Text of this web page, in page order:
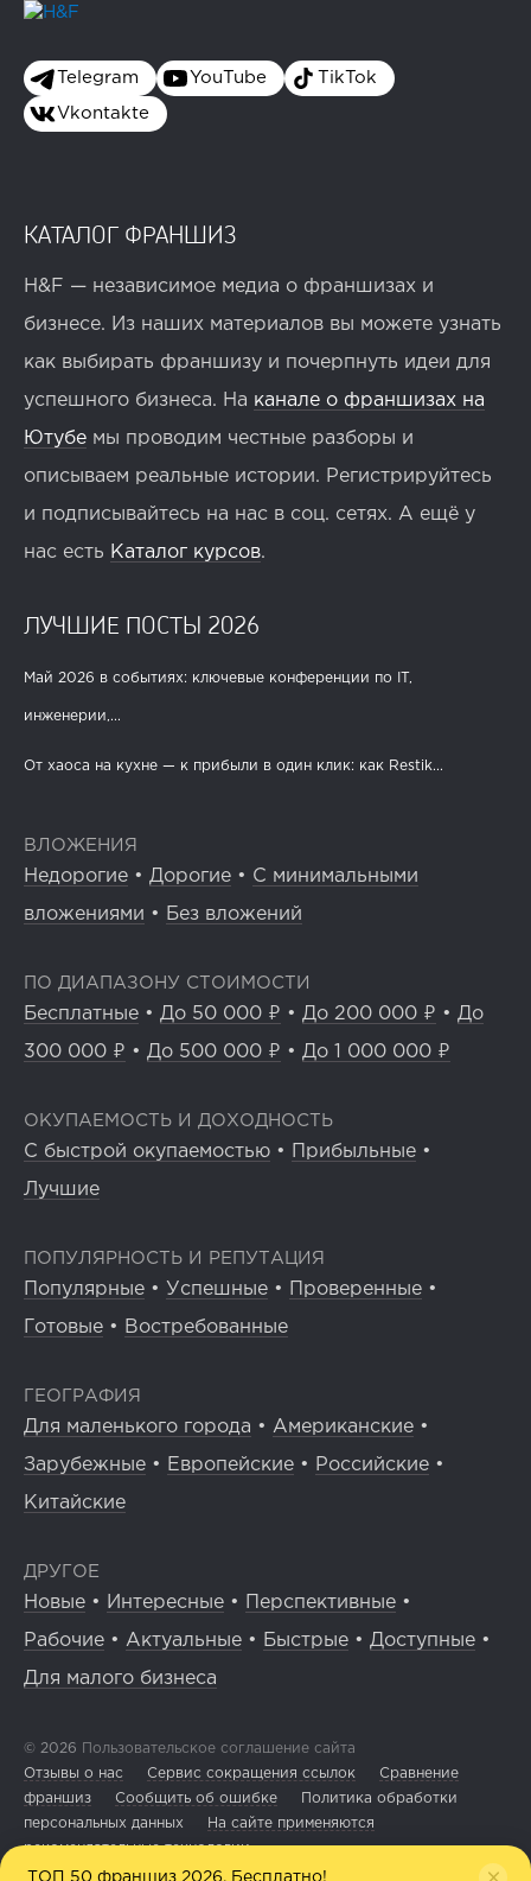
Telegram YouTube TikTok
Vkontakte
КАТАЛОГ ФРАНШИЗ
H&F — независимое медиа о франшизах и
бизнесе. Из наших материалов вы можете узнать
как выбирать франшизу и почерпнуть идеи для
успешного бизнеса. На канале о франшизах на
Ютубе мы проводим честные разборы и
описываем реальные истории. Регистрируйтесь
и подписывайтесь на нас в соц. сетях. А ещё у
нас есть Каталог курсов.
ЛУЧШИЕ ПОСТЫ 2026
Май 2026 в событиях: ключевые конференции по IT,
инженерии,...
От хаоса на кухне — к прибыли в один клик: как Restik...
ВЛОЖЕНИЯ
Недорогие • Дорогие • С минимальными
вложениями • Без вложений
ПО ДИАПАЗОНУ СТОИМОСТИ
Бесплатные • До 50 000 ₽ • До 200 000 ₽ • До
300 000 ₽ • До 500 000 ₽ • До 1 000 000 ₽
ОКУПАЕМОСТЬ И ДОХОДНОСТЬ
С быстрой окупаемостью • Прибыльные •
Лучшие
ПОПУЛЯРНОСТЬ И РЕПУТАЦИЯ
Популярные • Успешные • Проверенные •
Готовые • Востребованные
ГЕОГРАФИЯ
Для маленького города • Американские •
Зарубежные • Европейские • Российские •
Китайские
ДРУГОЕ
Новые • Интересные • Перспективные •
Рабочие • Актуальные • Быстрые • Доступные •
Для малого бизнеса
© 2026 Пользовательское соглашение сайта
Отзывы о нас
Сервис сокращения ссылок
Сравнение
франшиз
Сообщить об ошибке
Политика обработки
персональных данных
На сайте применяются
рекомендательные технологии
ТОП 50 франшиз 2026. Бесплатно!